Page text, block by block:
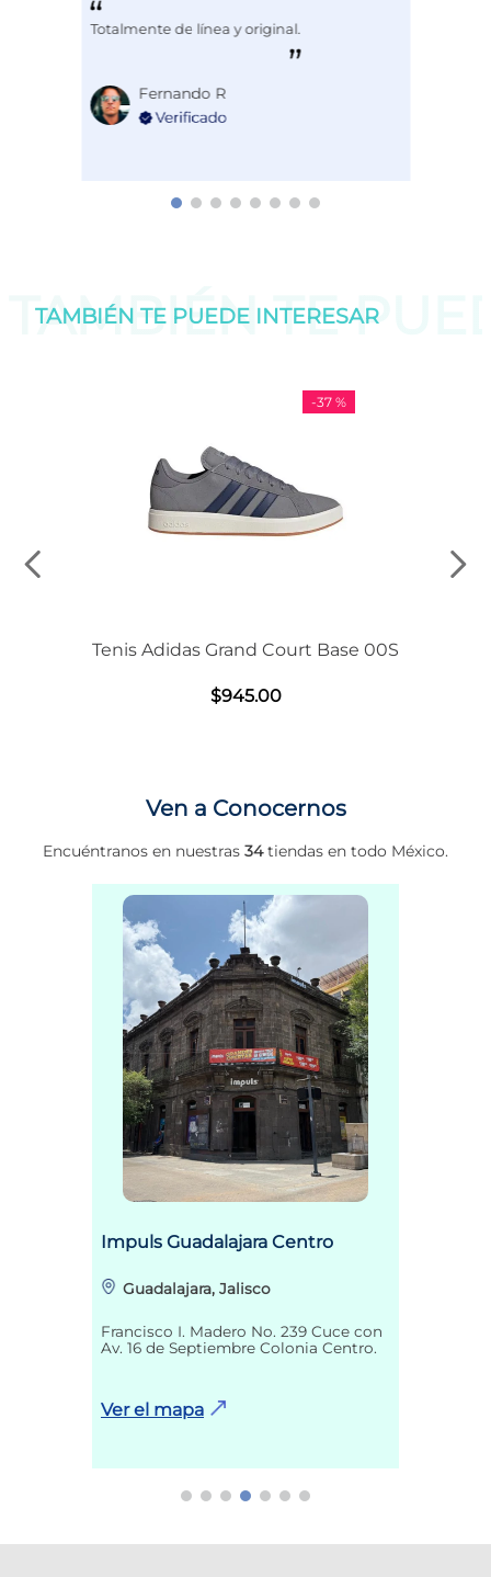
Totalmente de línea y original.
Fernando R
TAMBIÉN TE
TAMBIÉN TE PUEDE INTERESAR
-37 %
Tenis Adidas Grand Court Base 00S
$945.00
Ven a Conocernos
Encuéntranos en nuestras 34tiendas en todo México.
Impuls Guadalajara Centro
Guadalajara, Jalisco
Francisco I. Madero No. 239 Cuce con
Av. 16 de Septiembre Colonia Centro.
Ver el mapa